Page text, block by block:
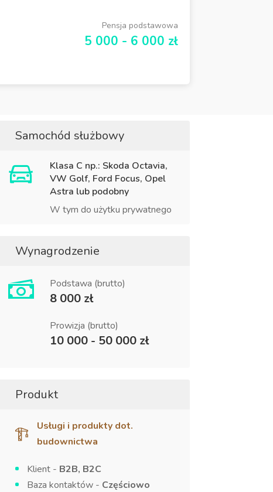
Pensja podstawowa
5 000 - 6 000 zł
Samochód służbowy
Klasa C np.: Skoda Octavia,
VW Golf, Ford Focus, Opel
Astra lub podobny
W tym do użytku prywatnego
Wynagrodzenie
Podstawa (brutto)
8 000 zł
Prowizja (brutto)
10 000 - 50 000 zł
Produkt
Usługi i produkty dot.
budownictwa
Klient - B2B, B2C
Baza kontaktów - Częściowo